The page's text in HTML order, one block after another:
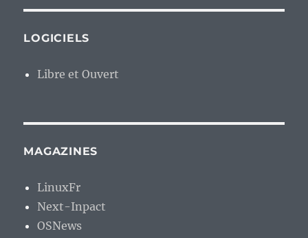
LOGICIELS
Libre et Ouvert
MAGAZINES
LinuxFr
Next-Inpact
OSNews